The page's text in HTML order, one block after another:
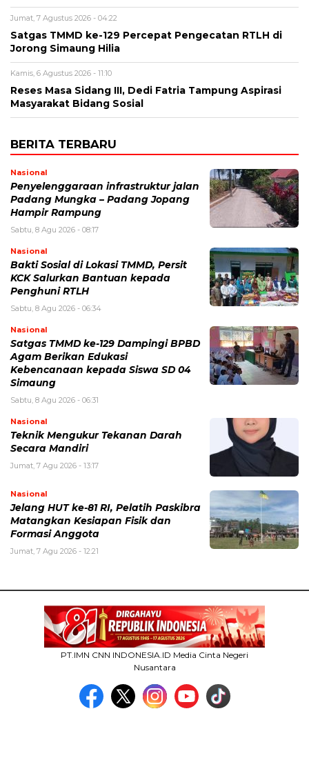
Jumat, 7 Agustus 2026 - 04:22
Satgas TMMD ke-129 Percepat Pengecatan RTLH di
Jorong Simaung Hilia
Kamis, 6 Agustus 2026 - 11:10
Reses Masa Sidang III, Dedi Fatria Tampung Aspirasi
Masyarakat Bidang Sosial
BERITA TERBARU
Nasional
Penyelenggaraan infrastruktur jalan
Padang Mungka – Padang Jopang
Hampir Rampung
Sabtu, 8 Agu 2026 - 08:17
Nasional
Bakti Sosial di Lokasi TMMD, Persit
KCK Salurkan Bantuan kepada
Penghuni RTLH
Sabtu, 8 Agu 2026 - 06:34
Nasional
Satgas TMMD ke-129 Dampingi BPBD
Agam Berikan Edukasi
Kebencanaan kepada Siswa SD 04
Simaung
Sabtu, 8 Agu 2026 - 06:31
Nasional
Teknik Mengukur Tekanan Darah
Secara Mandiri
Jumat, 7 Agu 2026 - 13:17
Nasional
Jelang HUT ke-81 RI, Pelatih Paskibra
Matangkan Kesiapan Fisik dan
Formasi Anggota
Jumat, 7 Agu 2026 - 12:21
PT.IMN CNN INDONESIA.ID Media Cinta Negeri
Nusantara